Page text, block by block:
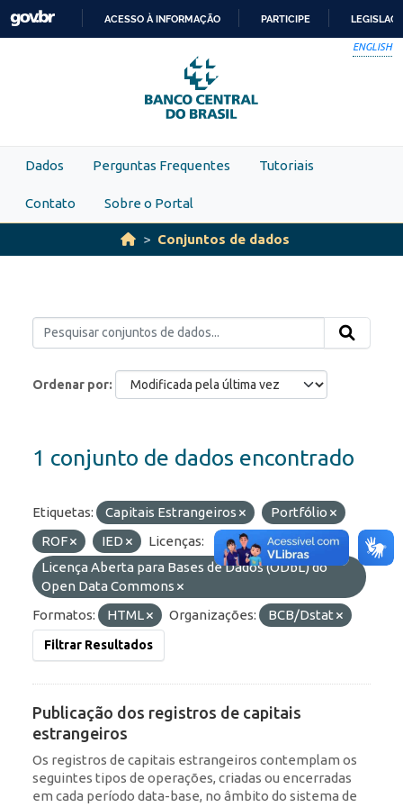
Skip to main content
PARA
O
CONTEÚDO
ACESSO À INFORMAÇÃO PARTICIPE
ENGLISH
Dados Perguntas Frequentes Tutoriais
Contato Sobre o Portal
Conjuntos de dados
Ordenar por
1 conjunto de dados encontrado
Etiquetas: Capitais Estrangeiros
Portfólio
ROF
IED
Licenças:
Licença Aberta para Bases de Dados (ODbL) do
Open Data Commons
Formatos:
HTML Organizações: BCB/Dstat
Filtrar Resultados
Publicação dos registros de capitais
estrangeiros
Os registros de capitais estrangeiros contemplam os
seguintes tipos de operações, criadas ou encerradas
em cada período data-base, no âmbito do sistema de